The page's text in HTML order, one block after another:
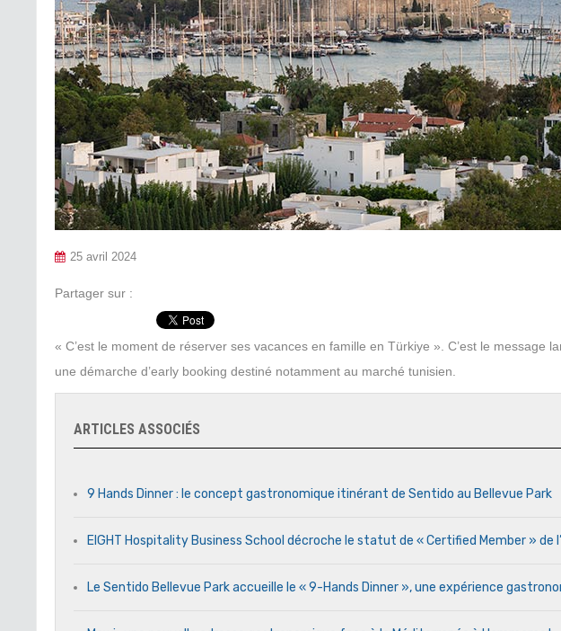
25 avril 2024
Partager sur :
« C’est le moment de réserver ses vacances en famille en Türkiye ». C’est le message
une démarche d’early booking destiné notamment au marché tunisien.
ARTICLES ASSOCIÉS
9 Hands Dinner : le concept gastronomique itinérant de Sentido au Bellevue Park
EIGHT Hospitality Business School décroche le statut de « Certified Member » de
Le Sentido Bellevue Park accueille le « 9-Hands Dinner », une expérience